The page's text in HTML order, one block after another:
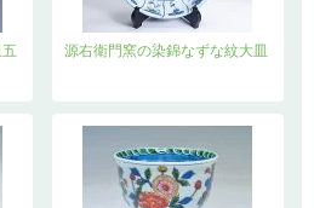
源右衛門窯の染錦なずな紋大皿